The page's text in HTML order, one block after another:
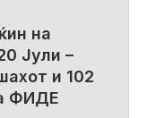
на
Јули –
и 102
ФИДЕ